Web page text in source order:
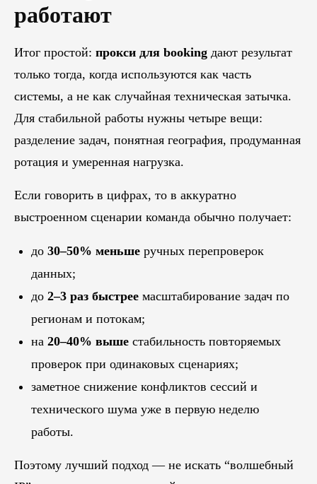
работают
Итог простой: прокси для booking дают результат
только тогда, когда используются как часть
системы, а не как случайная техническая затычка.
Для стабильной работы нужны четыре вещи:
разделение задач, понятная география, продуманная
ротация и умеренная нагрузка.
Если говорить в цифрах, то в аккуратно
выстроенном сценарии команда обычно получает:
до 30–50% меньше ручных перепроверок
данных;
до 2–3 раз быстрее масштабирование задач по
регионам и потокам;
на 20–40% выше стабильность повторяемых
проверок при одинаковых сценариях;
заметное снижение конфликтов сессий и
технического шума уже в первую неделю
работы.
Поэтому лучший подход — не искать “волшебный